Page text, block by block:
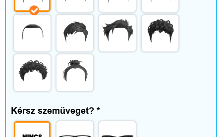
O
t
t
h
o
n
é
Kérsz szemüveget? *